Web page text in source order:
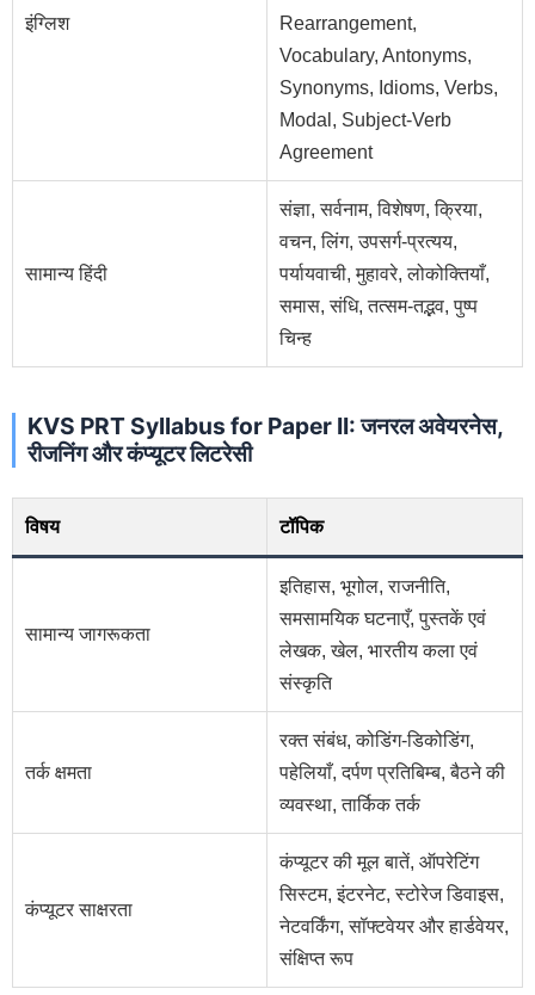
इंग्लिश
Rearrangement,
Vocabulary, Antonyms,
Synonyms, Idioms, Verbs,
Modal, Subject-Verb
Agreement
सामान्य हिंदी
संज्ञा, सर्वनाम, विशेषण, क्रिया,
वचन, लिंग, उपसर्ग-प्रत्यय,
पर्यायवाची, मुहावरे, लोकोक्तियाँ,
समास, संधि, तत्सम-तद्भव, पुष्प
चिन्ह
KVS PRT Syllabus for Paper II: जनरल अवेयरनेस,
रीजनिंग और कंप्यूटर लिटरेसी
विषय टॉपिक
सामान्य जागरूकता
इतिहास, भूगोल, राजनीति,
समसामयिक घटनाएँ, पुस्तकें एवं
लेखक, खेल, भारतीय कला एवं
संस्कृति
तर्क क्षमता
रक्त संबंध, कोडिंग-डिकोडिंग,
पहेलियाँ, दर्पण प्रतिबिम्ब, बैठने की
व्यवस्था, तार्किक तर्क
कंप्यूटर साक्षरता
कंप्यूटर की मूल बातें, ऑपरेटिंग
सिस्टम, इंटरनेट, स्टोरेज डिवाइस,
नेटवर्किंग, सॉफ्टवेयर और हार्डवेयर,
संक्षिप्त रूप